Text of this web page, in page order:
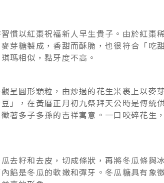
慣以紅棗祝福新人早生貴子。由於紅棗
芽糖製成，香甜而酥脆，也很符合「吃
瑪相似，黏牙度不高。
呈圓形顆粒，由炒過的花生米裹上以麥
」，在黃曆正月初九祭拜天公時是傳統
著多子多孫的吉祥寓意。一口咬碎花生
去籽和去皮，切成條狀，再將冬瓜條與
餡是冬瓜的軟嫩和彈牙。冬瓜糖具有象